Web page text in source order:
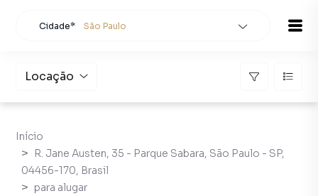
Cidade* São Paulo
Locação
Início
R. Jane Austen, 35 - Parque Sabara, São Paulo - SP,
04456-170, Brasil
para alugar